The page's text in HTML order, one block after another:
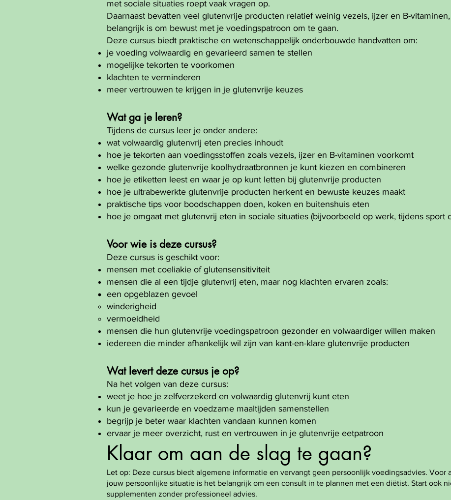
met sociale situaties roept vaak vragen op.
Daarnaast bevatten veel glutenvrije producten relatief weinig vezels, ijzer en B-
belangrijk is om bewust met je voedingspatroon om te gaan.
Deze cursus biedt praktische en wetenschappelijk onderbouwde handvatten om:
je voeding volwaardig en gevarieerd samen te stellen
mogelijke tekorten te voorkomen
klachten te verminderen
meer vertrouwen te krijgen in je glutenvrije keuzes
Wat ga je leren?
Tijdens de cursus leer je onder andere:
wat volwaardig glutenvrij eten precies inhoudt
hoe je tekorten aan voedingsstoffen zoals vezels, ijzer en B-vitaminen voorkomt
welke gezonde glutenvrije koolhydraatbronnen je kunt kiezen en combineren
hoe je etiketten leest en waar je op kunt letten bij glutenvrije producten
hoe je ultrabewerkte glutenvrije producten herkent en bewuste keuzes maakt
praktische tips voor boodschappen doen, koken en buitenshuis eten
hoe je omgaat met glutenvrij eten in sociale situaties (bijvoorbeeld op werk, tijdens sport
Voor wie is deze cursus?
Deze cursus is geschikt voor:
mensen met coeliakie of glutensensitiviteit
mensen die al een tijdje glutenvrij eten, maar nog klachten ervaren zoals:
een opgeblazen gevoel
winderigheid
vermoeidheid
mensen die hun glutenvrije voedingspatroon gezonder en volwaardiger willen maken
iedereen die minder afhankelijk wil zijn van kant-en-klare glutenvrije producten
Wat levert deze cursus je op?
Na het volgen van deze cursus:
weet je hoe je zelfverzekerd en volwaardig glutenvrij kunt eten
kun je gevarieerde en voedzame maaltijden samenstellen
begrijp je beter waar klachten vandaan kunnen komen
ervaar je meer overzicht, rust en vertrouwen in je glutenvrije eetpatroon
Klaar om aan de slag te gaan?
Let op: Deze cursus biedt algemene informatie en vervangt geen persoonlijk voedingsadvies. Voor
jouw persoonlijke situatie is het belangrijk om een consult in te plannen met een diëtist. Start ook
supplementen zonder professioneel advies.